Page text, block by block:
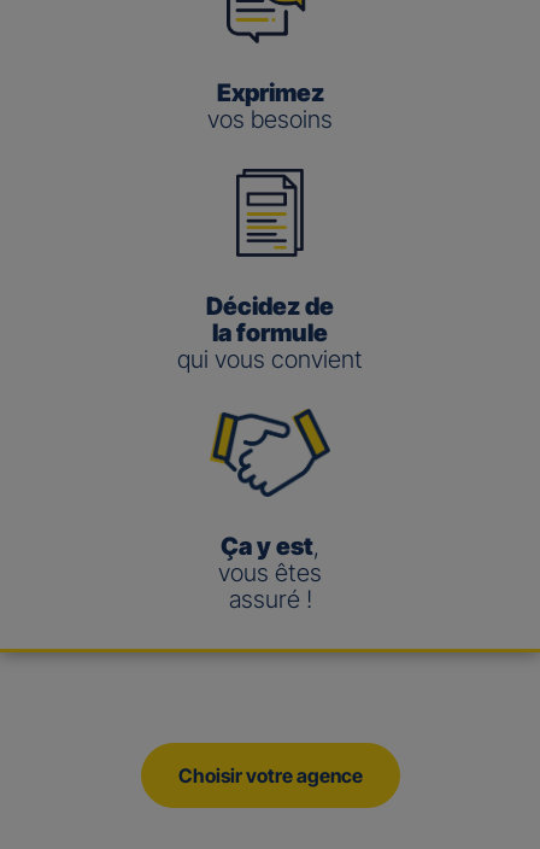
Exprimez
vos besoins
Décidez de
la formule
qui vous convient
Ça y est,
vous êtes
assuré !
Choisir votre agence